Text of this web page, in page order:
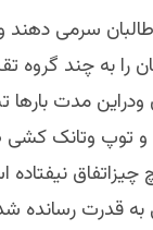
سرمی دهند
را به چند گروه
ودراین مدت بارها
توپ وتانک کشی
چیزاتفاق
به قدرت رسانده